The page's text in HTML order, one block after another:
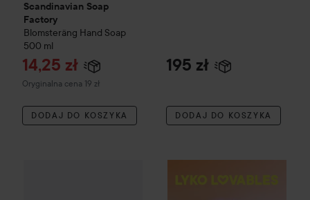
Scandinavian Soap
Factory
Blomsteräng Hand Soap
500 ml
Cena promocyjna
14,25 zł
Oryginalna cena 19 zł
Cena regularna 19 zł
DODAJ DO KOSZYKA
195 zł
DODAJ DO KOSZYKA
Lovables